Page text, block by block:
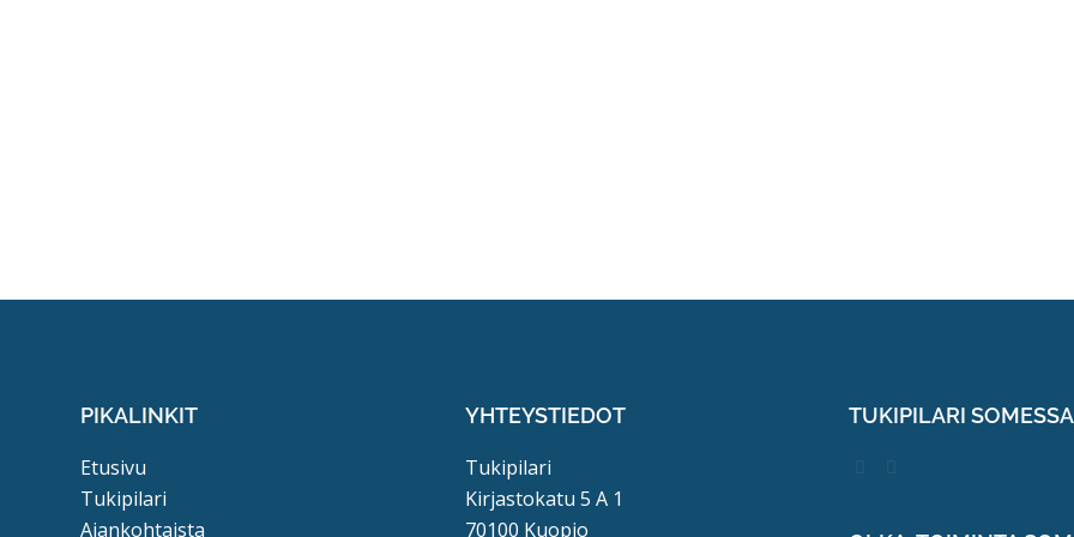
PIKALINKIT
Etusivu
Tukipilari
Ajankohtaista
YHTEYSTIEDOT
Tukipilari
Kirjastokatu 5 A 1
70100 Kuopio
TUKIPILARI SOMESSA